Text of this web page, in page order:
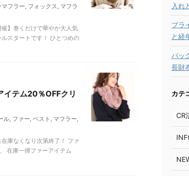
マフラー, フォックス, マフラ
】巻くだけで華やか大人気
スタートです！ ひとつめの
イテム20％OFFクリ
ル, ファー, ベスト , マフラー,
庫なくなり次第終了！ ファ
在庫一掃ファーアイテム
入れ
ブラ
と経
バッ
長財
カテ
CR